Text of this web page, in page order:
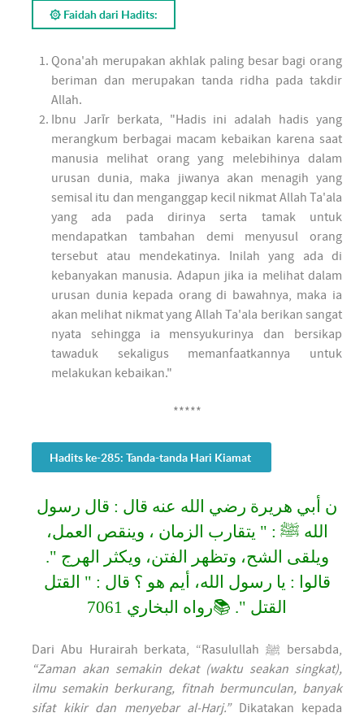
۞ Faidah dari Hadits:
Qona'ah merupakan akhlak paling besar bagi orang
beriman dan merupakan tanda ridha pada takdir
Allah.
Ibnu Jarīr berkata, "Hadis ini adalah hadis yang
merangkum berbagai macam kebaikan karena saat
manusia melihat orang yang melebihinya dalam
urusan dunia, maka jiwanya akan menagih yang
semisal itu dan menganggap kecil nikmat Allah Ta'ala
yang ada pada dirinya serta tamak untuk
mendapatkan tambahan demi menyusul orang
tersebut atau mendekatinya. Inilah yang ada di
kebanyakan manusia. Adapun jika ia melihat dalam
urusan dunia kepada orang di bawahnya, maka ia
akan melihat nikmat yang Allah Ta'ala berikan sangat
nyata sehingga ia mensyukurinya dan bersikap
tawaduk sekaligus memanfaatkannya untuk
melakukan kebaikan."
*****
Hadits ke-285: Tanda-tanda Hari Kiamat
ن أبي هريرة رضي الله عنه قال : قال رسول
الله ﷺ : " يتقارب الزمان ، وينقص العمل،
ويلقى الشح، وتظهر الفتن، ويكثر الهرج ".
قالوا : يا رسول الله، أيم هو ؟ قال : " القتل
القتل ". 📚رواه البخاري 7061
Dari Abu Hurairah berkata, “Rasulullah ﷺ bersabda,
“Zaman akan semakin dekat (waktu seakan singkat),
ilmu semakin berkurang, fitnah bermunculan, banyak
sifat kikir dan menyebar al-Harj.”Dikatakan kepada